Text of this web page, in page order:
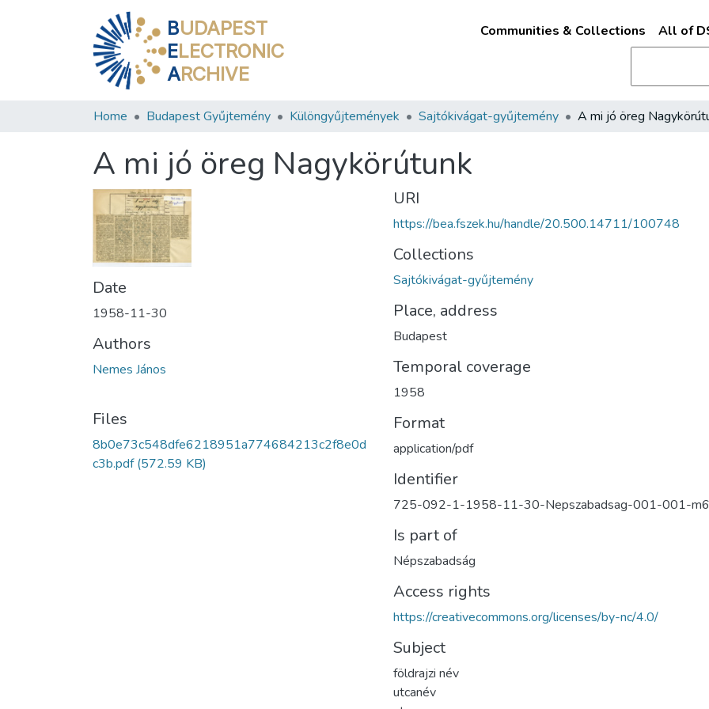
BUDAPEST
ELECTRONIC
ARCHIVE
Communities & Collections All of
Home Budapest Gyűjtemény Különgyűjtemények Sajtókivágat-gyűjtemény A mi jó öreg
A mi jó öreg Nagykörútunk
Date
1958-11-30
Authors
Nemes János
Files
8b0e73c548dfe6218951a774684213c2f8e0d
c3b.pdf(572.59 KB)
URI
https://bea.fszek.hu/handle/20.500.14711/100748
Collections
Sajtókivágat-gyűjtemény
Place, address
Budapest
Temporal coverage
1958
Format
application/pdf
Identifier
725-092-1-1958-11-30-Nepszabadsag-001-001-
Is part of
Népszabadság
Access rights
https://creativecommons.org/licenses/by-nc/4.0/
Subject
földrajzi név
utcanév